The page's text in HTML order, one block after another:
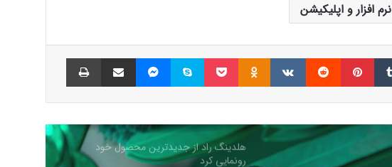
نرم افزار و اپلیکیشن
تامبلر پینتریست Reddit
VKontakte
Odnoklassniki پاکت اسکایپ مسنجر اشتراک گذاری با ایمیل
ترامپ: کارخانه‌های اینتل باید آمریکایی بمانند؛
هلدینگ راد از جدیدترین محصول خود
رونمایی کرد